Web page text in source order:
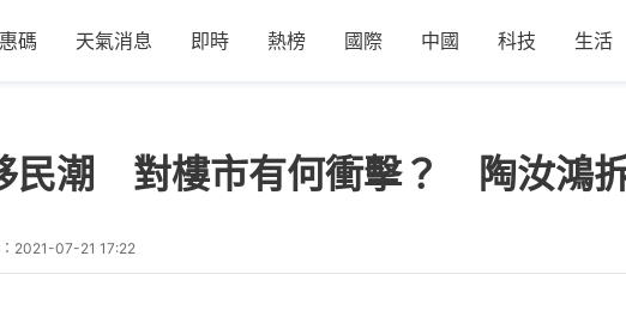
碼 天氣消息 即時 熱榜 國際 中國 科技 生活
民潮 對樓市有何衝擊？ 陶汝鴻
2021-07-21 17:22